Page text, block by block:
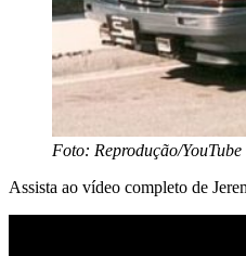
Foto: Reprodução/YouTube
Assista ao vídeo completo de